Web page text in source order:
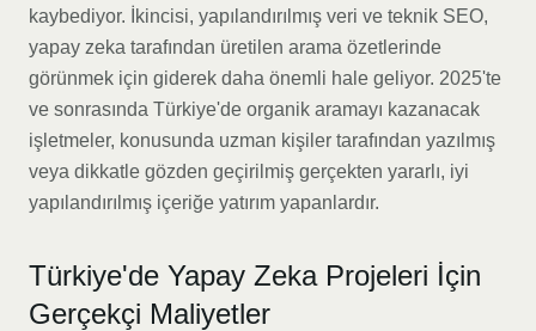
kaybediyor. İkincisi, yapılandırılmış veri ve teknik SEO,
yapay zeka tarafından üretilen arama özetlerinde
görünmek için giderek daha önemli hale geliyor. 2025'te
ve sonrasında Türkiye'de organik aramayı kazanacak
işletmeler, konusunda uzman kişiler tarafından yazılmış
veya dikkatle gözden geçirilmiş gerçekten yararlı, iyi
yapılandırılmış içeriğe yatırım yapanlardır.
Türkiye'de Yapay Zeka Projeleri İçin
Gerçekçi Maliyetler